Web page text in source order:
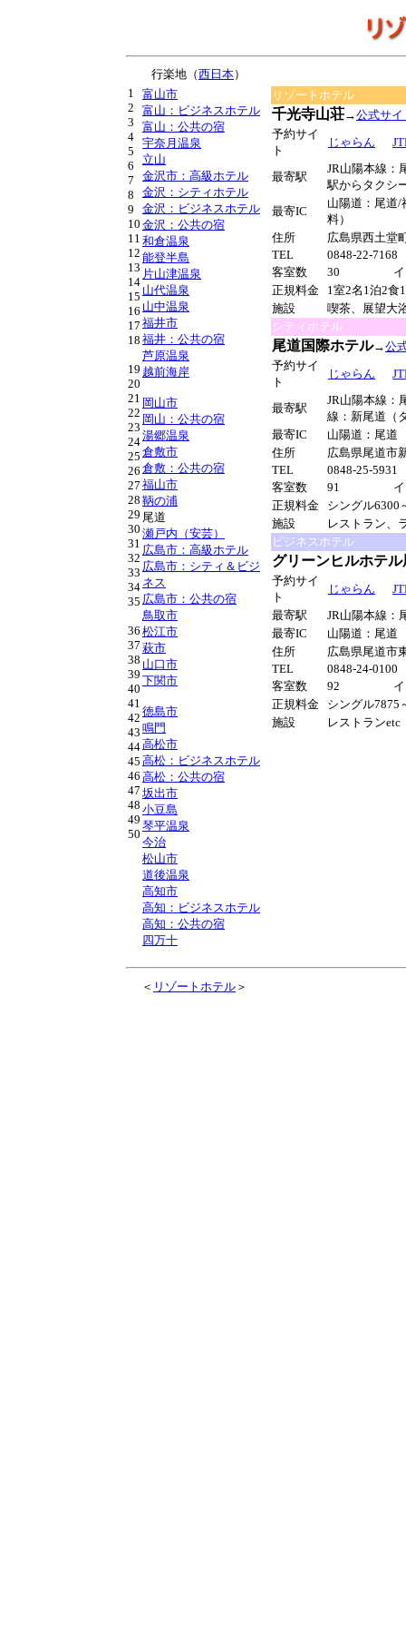
行楽地（西日本）
1
2
3
4
5
6
7
8
9
10
11
12
13
14
15
16
17
18
19
20
21
22
23
24
25
26
27
28
29
30
31
32
33
34
35
36
37
38
39
40
41
42
43
44
45
46
47
48
49
50
富山市
富山：ビジネスホテル
富山：公共の宿
宇奈月温泉
立山
金沢市：高級ホテル
金沢：シティホテル
金沢：ビジネスホテル
金沢：公共の宿
和倉温泉
能登半島
片山津温泉
山代温泉
山中温泉
福井市
福井：公共の宿
芦原温泉
越前海岸
岡山市
岡山：公共の宿
湯郷温泉
倉敷市
倉敷：公共の宿
福山市
鞆の浦
尾道
瀬戸内（安芸）
広島市：高級ホテル
広島市：シティ＆ビジ
ネス
広島市：公共の宿
鳥取市
松江市
萩市
山口市
下関市
徳島市
鳴門
高松市
高松：ビジネスホテル
高松：公共の宿
坂出市
小豆島
琴平温泉
今治
松山市
道後温泉
高知市
高知：ビジネスホテル
高知：公共の宿
四万十
リゾートホテル
千光寺山荘→公式サイ
予約サイ
ト
じゃらん
最寄駅
JR山陽本線
駅からタクシ
最寄IC
山陽道：尾
料）
住所
広島県西土堂
TEL
0848-22-7168
客室数
30
正規料金
1室2名1泊2食
施設
喫茶、展望大
シティホテル
尾道国際ホテル→公
予約サイ
ト
じゃらん
最寄駅
JR山陽本線
線：新尾道（
最寄IC
山陽道：
住所
広島県尾道市
TEL
0848-25-5931
客室数
91
正規料金
シングル6300
施設
レストラン、
ビジネスホテル
グリーンヒルホテル
予約サイ
ト
じゃらん
最寄駅
JR山陽本線：
最寄IC
山陽道：尾
住所
広島県尾道市
TEL
0848-24-0100
客室数
92
正規料金
シングル7875
施設
レストランetc
＜ リゾートホテル ＞